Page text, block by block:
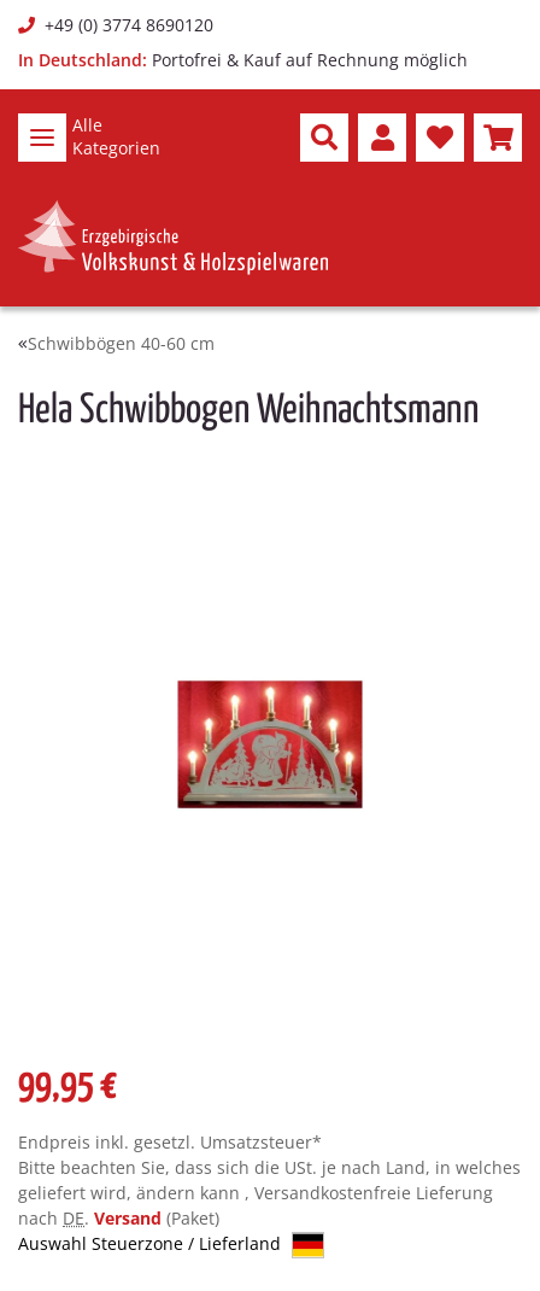
+49 (0) 3774 8690120
In Deutschland: Portofrei & Kauf auf Rechnung möglich
Alle
Kategorien
Schwibbögen 40-60 cm
Hela Schwibbogen Weihnachtsmann
99,95 €
Endpreis inkl. gesetzl. Umsatzsteuer*
Bitte beachten Sie, dass sich die USt. je nach Land, in welches
geliefert wird, ändern kann , Versandkostenfreie Lieferung
nach DE. Versand (Paket)
Auswahl Steuerzone / Lieferland